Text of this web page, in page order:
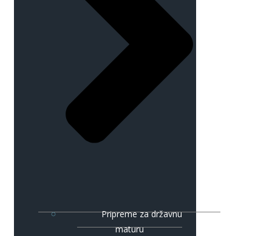
Pripreme za državnu
maturu